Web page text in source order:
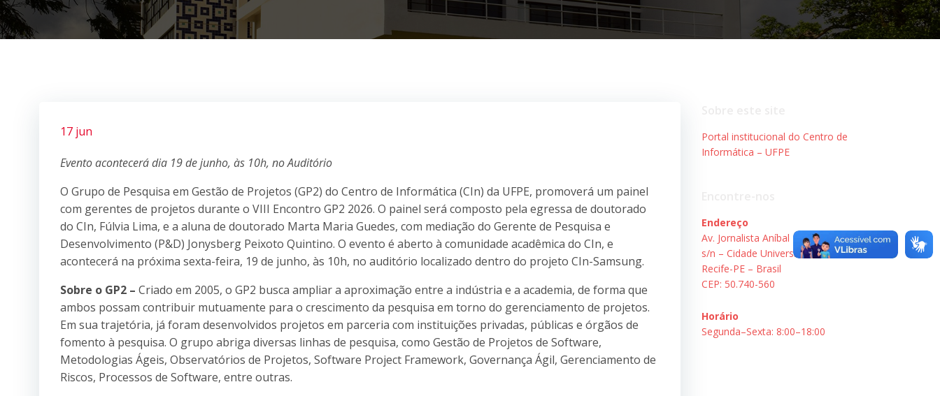
17 jun
Evento acontecerá dia 19 de junho, às 10h, no Auditório
O Grupo de Pesquisa em Gestão de Projetos (GP2) do Centro de Informática (CIn) da UFPE, promoverá um painel
com gerentes de projetos durante o VIII Encontro GP2 2026. O painel será composto pela egressa de doutorado
do CIn, Fúlvia Lima, e a aluna de doutorado Marta Maria Guedes, com mediação do Gerente de Pesquisa e
Desenvolvimento (P&D) Jonysberg Peixoto Quintino. O evento é aberto à comunidade acadêmica do CIn, e
acontecerá na próxima sexta-feira, 19 de junho, às 10h, no auditório localizado dentro do projeto CIn-Samsung.
Sobre o GP2 – Criado em 2005, o GP2 busca ampliar a aproximação entre a indústria e a academia, de forma que
ambos possam contribuir mutuamente para o crescimento da pesquisa em torno do gerenciamento de projetos.
Em sua trajetória, já foram desenvolvidos projetos em parceria com instituições privadas, públicas e órgãos de
fomento à pesquisa. O grupo abriga diversas linhas de pesquisa, como Gestão de Projetos de Software,
Metodologias Ágeis, Observatórios de Projetos, Software Project Framework, Governança Ágil, Gerenciamento de
Riscos, Processos de Software, entre outras.
Portal institucional do Centro de
Informática – UFPE
Endereço
Av. Jornalista Aníbal Fernandes,
s/n – Cidade Universitária.
Recife-PE – Brasil
CEP: 50.740-560
Horário
Segunda–Sexta: 8:00–18:00